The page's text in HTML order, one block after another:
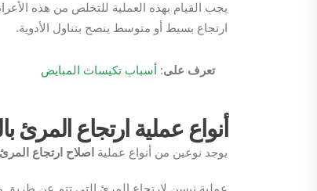
يجب القيام بهذه العملية للتخلص من هذه
ارتجاع بسيط أو متوسط ينصح بتناول الأدوية.
تعرف على: أسباب تكيسات المبايض
أنواع عملية ارتجاع المرئ
يوجد نوعين من أنواع عملية اصلاح ارتجاع
عملية نيسن لارتجاع المرئ التي تتم عن طريق